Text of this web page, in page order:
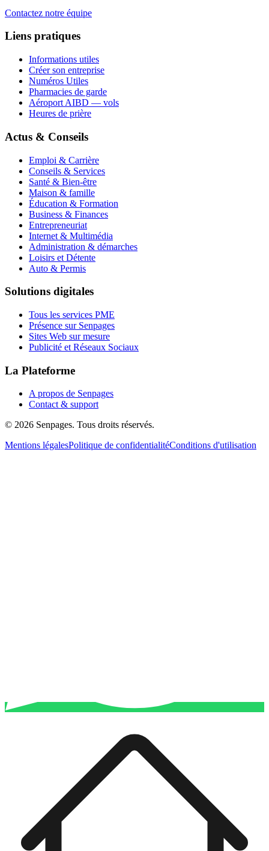
Contactez notre équipe
Liens pratiques
Informations utiles
Créer son entreprise
Numéros Utiles
Pharmacies de garde
Aéroport AIBD — vols
Heures de prière
Actus & Conseils
Emploi & Carrière
Conseils & Services
Santé & Bien-être
Maison & famille
Éducation & Formation
Business & Finances
Entrepreneuriat
Internet & Multimédia
Administration & démarches
Loisirs et Détente
Auto & Permis
Solutions digitales
Tous les services PME
Présence sur Senpages
Sites Web sur mesure
Publicité et Réseaux Sociaux
La Plateforme
A propos de Senpages
Contact & support
© 2026 Senpages. Tous droits réservés.
Mentions légalesPolitique de confidentialitéConditions d'utilisation